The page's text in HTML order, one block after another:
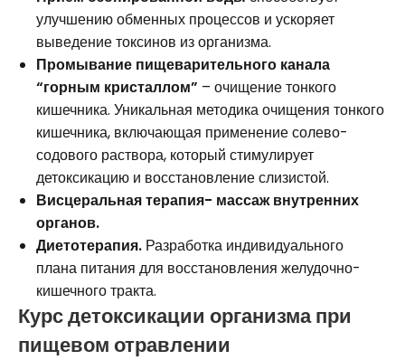
улучшению обменных процессов и ускоряет
выведение токсинов из организма.
Промывание пищеварительного канала
“горным кристаллом” – очищение тонкого
кишечника. Уникальная методика очищения тонкого
кишечника, включающая применение солево-
содового раствора, который стимулирует
детоксикацию и восстановление слизистой.
Висцеральная терапия- массаж внутренних
органов.
Диетотерапия. Разработка индивидуального
плана питания для восстановления желудочно-
кишечного тракта.
Курс детоксикации организма при
пищевом отравлении